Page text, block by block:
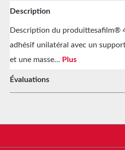
Description
Description du produittesafilm®
adhésif unilatéral avec un
et une masse… Plus
Évaluations